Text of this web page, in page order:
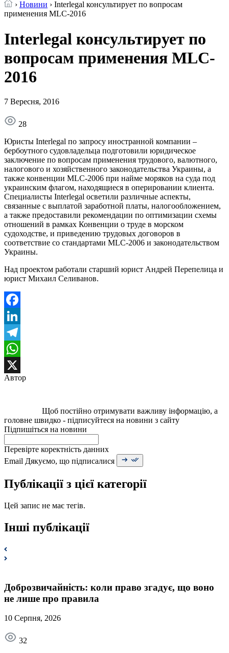
› Новини › Interlegal консультирует по вопросам
применения MLC-2016
Interlegal консультирует по
вопросам применения MLC-
2016
7 Вересня, 2016
28
Юристы Interlegal по запросу иностранной компании –
бербоутного судовладельца подготовили юридическое
заключение по вопросам применения трудового, валютного,
налогового и хозяйственного законодательства Украины, а
также конвенции MLC-2006 при найме моряков на суда под
украинским флагом, находящиеся в оперировании клиента.
Специалисты Interlegal осветили различные аспекты,
связанные с выплатой заработной платы, налогообложением,
а также предоставили рекомендации по оптимизации схемы
отношений в рамках Конвенции о труде в морском
судоходстве, и приведению трудовых договоров в
соответствие со стандартами MLC-2006 и законодательством
Украины.
Над проектом работали старший юрист Андрей Перепелица и
юрист Михаил Селиванов.
Facebook
LinkedIn
Telegram
WhatsApp
X
Автор
Щоб постійно отримувати важливу інформацію, а
головне швидко - підписуйтеся на новини з сайту
Підпишіться на новини
Перевірте коректність данних
Email Дякуємо, що підписалися
Публікації з цієї категорії
Цей запис не має тегів.
Інші публікації
Доброзвичайність: коли право згадує, що воно
не лише про правила
10 Серпня, 2026
32